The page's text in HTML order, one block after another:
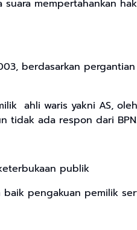
mempertahankan
berdasarkan
ahli waris yakni AS,
tidak ada respon dari
publik
pengakuan pemilik